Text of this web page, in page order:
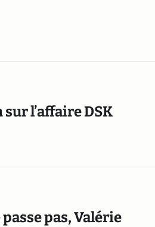
l’affaire DSK
pas, Valérie